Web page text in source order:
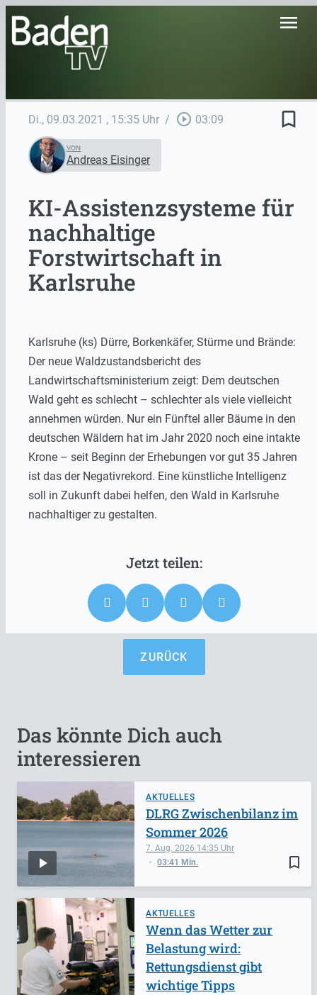
menu
Di., 09.03.2021 , 15:35 Uhr / play_circle_outline 03:09 bookmark_border
VON
Andreas Eisinger
KI-Assistenzsysteme für
nachhaltige
Forstwirtschaft in
Karlsruhe
Karlsruhe (ks) Dürre, Borkenkäfer, Stürme und Brände:
Der neue Waldzustandsbericht des
Landwirtschaftsministerium zeigt: Dem deutschen
Wald geht es schlecht – schlechter als viele vielleicht
annehmen würden. Nur ein Fünftel aller Bäume in den
deutschen Wäldern hat im Jahr 2020 noch eine intakte
Krone – seit Beginn der Erhebungen vor gut 35 Jahren
ist das der Negativrekord. Eine künstliche Intelligenz
soll in Zukunft dabei helfen, den Wald in Karlsruhe
nachhaltiger zu gestalten.
ZURÜCK
Das könnte Dich auch
interessieren
AKTUELLES
bookmark_border
7. Aug. 2026 14:35
03:41 Min.
DLRG Zwischenbilanz im
Sommer 2026
AKTUELLES
Wenn das Wetter zur
Belastung wird:
Rettungsdienst gibt
wichtige Tipps